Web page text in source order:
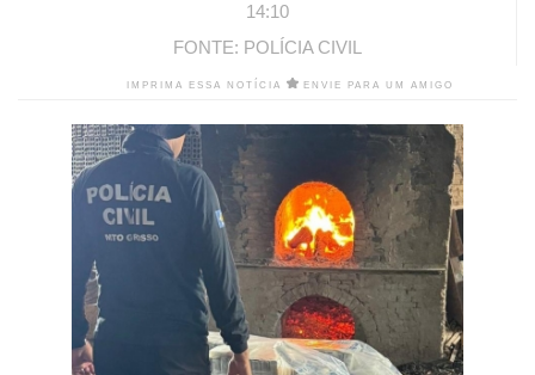
14:10
FONTE: POLÍCIA CIVIL
IMPRIMA ESSA NOTÍCIA ENVIE PARA UM AMIGO